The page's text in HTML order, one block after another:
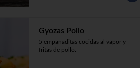
Gyozas Pollo
5 empanaditas cocidas al vapor y
fritas de pollo.